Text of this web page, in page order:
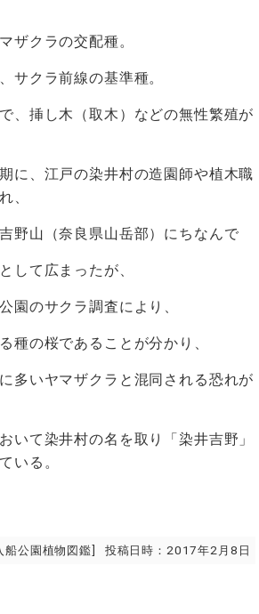
ザクラの交配種。
サクラ前線の基準種。
、挿し木（取木）などの無性繁殖が
に、江戸の染井村の造園師や植木職
、
野山（奈良県山岳部）にちなんで
して広まったが、
園のサクラ調査により、
種の桜であることが分かり、
多いヤマザクラと混同される恐れが
いて染井村の名を取り「染井吉野」
いる。
船公園植物図鑑 投稿日時： 2017年2月8日